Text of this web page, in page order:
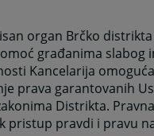
organ Brčko
građanima slabog
Kancelarija
prava garantovanih
Distrikta.
pristup pravdi i pravu